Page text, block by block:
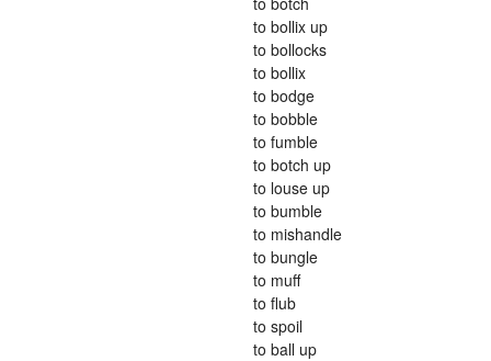
to bollix up
to bollocks
to bollix
to bodge
to bobble
to fumble
to botch up
to louse up
to bumble
to mishandle
to bungle
to muff
to flub
to spoil
to ball up